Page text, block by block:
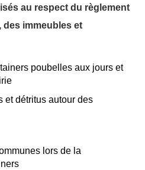
au respect du règlement
des immeubles et
poubelles aux jours et
et détritus autour des
lors de la